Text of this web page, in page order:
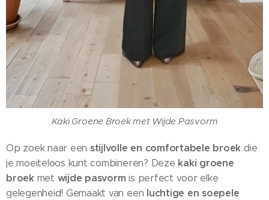
Kaki Groene Broek met Wijde Pasvorm
Op zoek naar een stijlvolle en comfortabele broek die
je moeiteloos kunt combineren? Deze kaki groene
broekmet wijde pasvorm is perfect voor elke
gelegenheid! Gemaakt van een luchtige en soepele